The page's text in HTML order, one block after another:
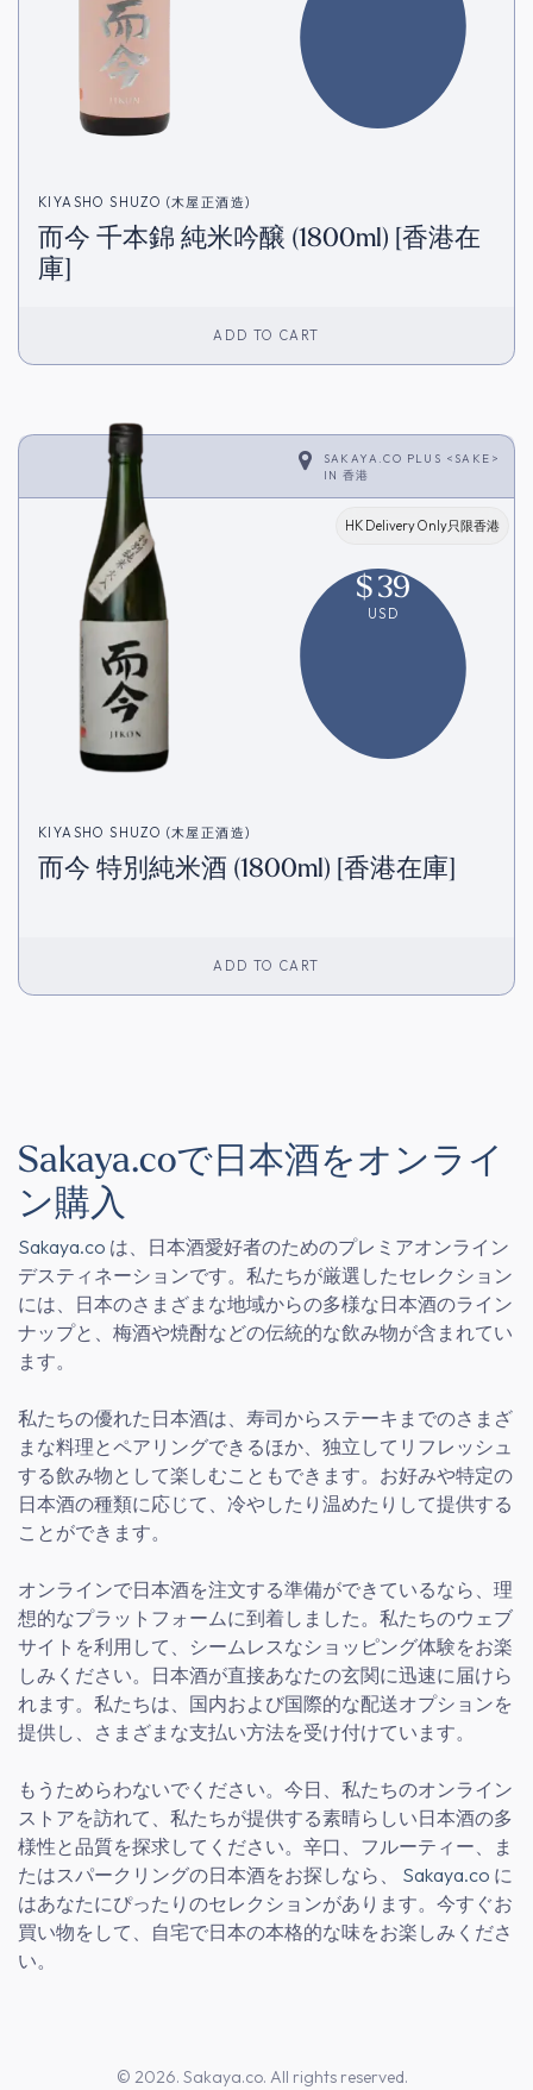
KIYASHO SHUZO (木屋正酒造)
而今 千本錦 純米吟醸 (1800ml) [香港在
庫]
ADD TO CART
SAKAYA.CO PLUS <SAKE>
IN 香港
HK Delivery Only只限香港
$39
USD
KIYASHO SHUZO (木屋正酒造)
而今 特別純米酒 (1800ml) [香港在庫]
ADD TO CART
Sakaya.coで日本酒をオンライ
ン購入
Sakaya.co は、日本酒愛好者のためのプレミアオンライン
デスティネーションです。私たちが厳選したセレクション
には、日本のさまざまな地域からの多様な日本酒のライン
ナップと、梅酒や焼酎などの伝統的な飲み物が含まれてい
ます。
私たちの優れた日本酒は、寿司からステーキまでのさまざ
まな料理とペアリングできるほか、独立してリフレッシュ
する飲み物として楽しむこともできます。お好みや特定の
日本酒の種類に応じて、冷やしたり温めたりして提供する
ことができます。
オンラインで日本酒を注文する準備ができているなら、理
想的なプラットフォームに到着しました。私たちのウェブ
サイトを利用して、シームレスなショッピング体験をお楽
しみください。日本酒が直接あなたの玄関に迅速に届けら
れます。私たちは、国内および国際的な配送オプションを
提供し、さまざまな支払い方法を受け付けています。
もうためらわないでください。今日、私たちのオンライン
ストアを訪れて、私たちが提供する素晴らしい日本酒の多
様性と品質を探求してください。辛口、フルーティー、ま
たはスパークリングの日本酒をお探しなら、 Sakaya.co に
はあなたにぴったりのセレクションがあります。今すぐお
買い物をして、自宅で日本の本格的な味をお楽しみくださ
い。
© 2026. Sakaya.co. All rights reserved.